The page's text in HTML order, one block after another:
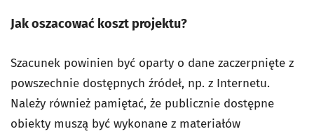
Jak oszacować koszt projektu?
Szacunek powinien być oparty o dane zaczerpnięte z
powszechnie dostępnych źródeł, np. z Internetu.
Należy również pamiętać, że publicznie dostępne
obiekty muszą być wykonane z materiałów